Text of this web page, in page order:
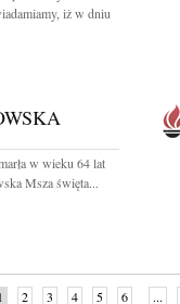
iż w dniu
w wieku 64 lat
Msza święta...
1 2 3 4 5 6 ...